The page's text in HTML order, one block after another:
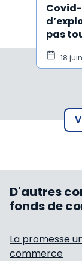
pas
18
D'autres
fonds de
La promesse
commerce